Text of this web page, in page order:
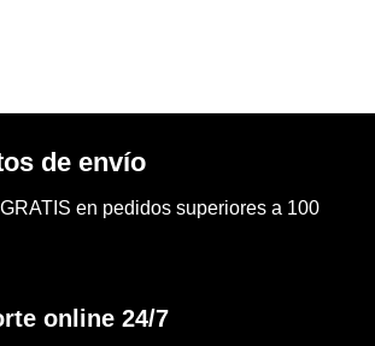
de envío
en pedidos superiores a 100
online 24/7